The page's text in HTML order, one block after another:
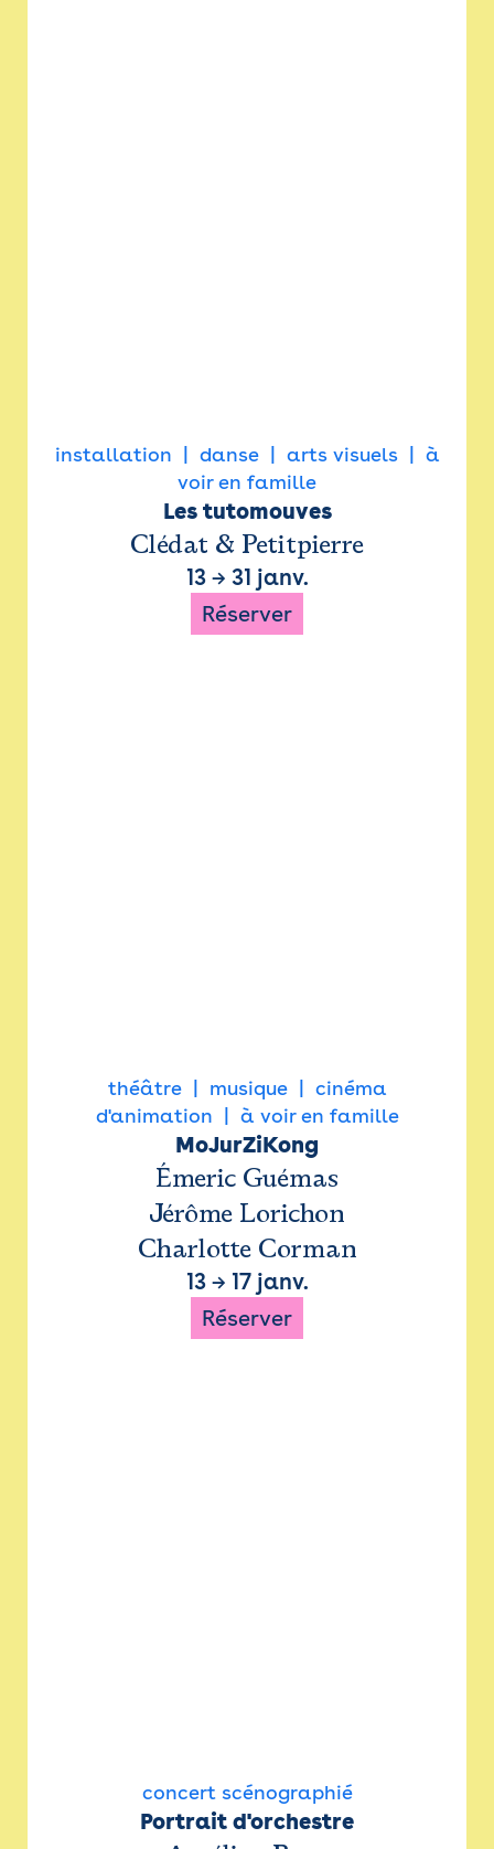
installation danse arts visuels
à
voir en famille
Les tutomouves
Clédat & Petitpierre
13→ 31 janv.
Réserver
théâtre musique
cinéma
d'animation
à voir en famille
MoJurZiKong
Émeric Guémas
Jérôme Lorichon
Charlotte Corman
13→ 17 janv.
Réserver
concert scénographié
Portrait d'orchestre